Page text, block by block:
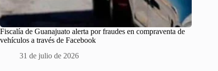
Fiscalía de Guanajuato alerta por fraudes en compraventa de
vehículos a través de Facebook
31 de julio de 2026